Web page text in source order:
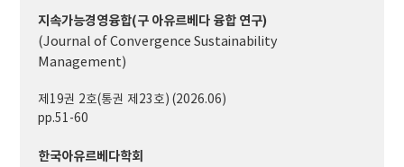
지속가능경영융합(구 아유르베다 융합 연구)
(Journal of Convergence Sustainability
Management)
제19권 2호(통권 제23호) (2026.06)
pp.51-60
한국아유르베다학회